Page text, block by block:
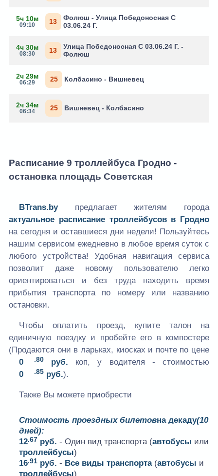
5ч 10м
09:10 13
Фолюш - Улица Победоносная С
03.06.24 Г.
4ч 30м
08:30 13
Улица Победоносная С 03.06.24 Г. -
Фолюш
2ч 29м
06:29 25 Колбасино - Вишневец
2ч 34м
06:34 25 Вишневец - Колбасино
Расписание 9 троллейбуса Гродно -
остановка площадь Советская
BTrans.byпредлагает жителям города
актуальное расписание троллейбусов в Гродно
на сегодня и оставшиеся дни недели! Пользуйтесь
нашим сервисом ежедневно в любое время суток с
любого устройства! Удобная навигация сервиса
позволит даже новому пользователю легко
ориентироваться и без труда находить время
прибытия транспорта по номеру или названию
остановки.
Чтобы оплатить проезд, купите талон на
единичную поездку и пробейте его в компостере
(Продаются они в ларьках, киосках и почте по цене
0
.80руб. коп, у водителя - стоимостью
0
.85руб.).
Также Вы можете приобрести
Стоимость проездных билетовна декаду(10
дней):
12.67 руб. - Один вид транспорта (автобусы или
троллейбусы)
16.91 руб. - Все виды транспорта(автобусы и
троллейбусы)